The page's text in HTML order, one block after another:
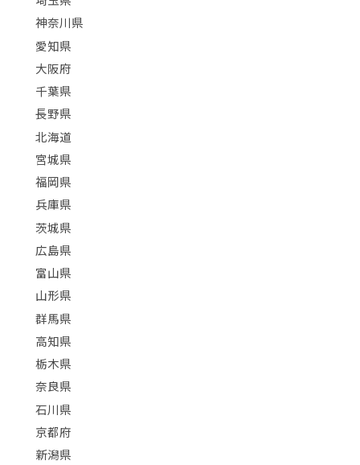
神奈川県
愛知県
大阪府
千葉県
長野県
北海道
宮城県
福岡県
兵庫県
茨城県
広島県
富山県
山形県
群馬県
高知県
栃木県
奈良県
石川県
京都府
新潟県